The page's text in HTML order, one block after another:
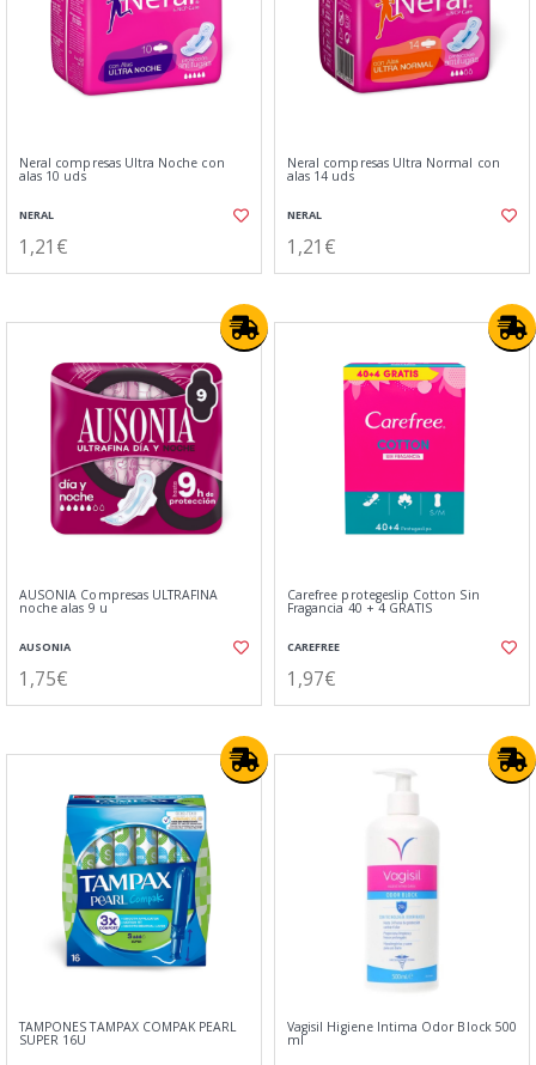
Neral compresas Ultra Noche con
alas 10 uds
NERAL
1,21€
Neral compresas Ultra Normal con
alas 14 uds
NERAL
1,21€
AUSONIA Compresas ULTRAFINA
noche alas 9 u
AUSONIA
1,75€
Carefree protegeslip Cotton Sin
Fragancia 40 + 4 GRATIS
CAREFREE
1,97€
TAMPONES TAMPAX COMPAK PEARL
SUPER 16U
Vagisil Higiene Intima Odor Block 500
ml